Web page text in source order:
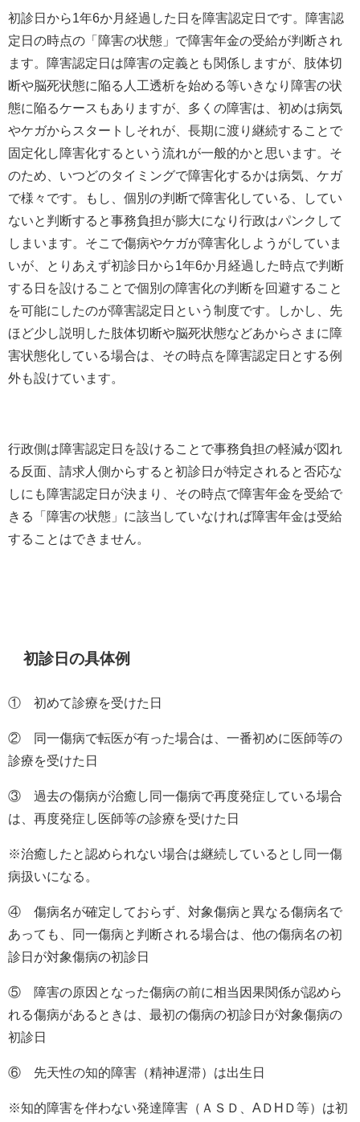
初診日から1 年6か月経過した日を障害認定日です。障害認
定日の時点の「障害の状態」で障害年金の受給が判断され
ます。障害認定日は障害の定義とも関係しますが、肢体切
断や脳死状態に陥る人工透析を始める等いきなり障害の状
態に陥るケースもありますが、多くの障害は、初めは病気
やケガからスタートしそれが、長期に渡り継続することで
固定化し障害化するという流れが一般的かと思います。そ
のため、いつどのタイミングで障害化するかは病気、ケガ
で様々です。もし、個別の判断で障害化している、してい
ないと判断すると事務負担が膨大になり行政はパンクして
しまいます。そこで傷病やケガが障害化しようがしていま
いが、とりあえず初診日から1 年6か月経過した時点で判断
する日を設けることで個別の障害化の判断を回避すること
を可能にしたのが障害認定日という制度です。しかし、先
ほど少し説明した肢体切断や脳死状態などあからさまに障
害状態化している場合は、その時点を障害認定日とする例
外も設けています。
行政側は障害認定日を設けることで事務負担の軽減が図れ
る反面、請求人側からすると初診日が特定されると否応な
しにも障害認定日が決まり、その時点で障害年金を受給で
きる「障害の状態」に該当していなければ障害年金は受給
することはできません。
初診日の具体例
① 初めて診療を受けた日
② 同一傷病で転医が有った場合は、一番初めに医師等の
診療を受けた日
③ 過去の傷病が治癒し同一傷病で再度発症している場合
は、再度発症し医師等の診療を受けた日
※治癒したと認められない場合は継続しているとし同一傷
病扱いになる。
④ 傷病名が確定しておらず、対象傷病と異なる傷病名で
あっても、同一傷病と判断される場合は、他の傷病名の初
診日が対象傷病の初診日
⑤ 障害の原因となった傷病の前に相当因果関係が認めら
れる傷病があるときは、最初の傷病の初診日が対象傷病の
初診日
⑥ 先天性の知的障害（精神遅滞）は出生日
※知的障害を伴わない発達障害（ＡＳＤ、 A Ｄ H Ｄ等）は初